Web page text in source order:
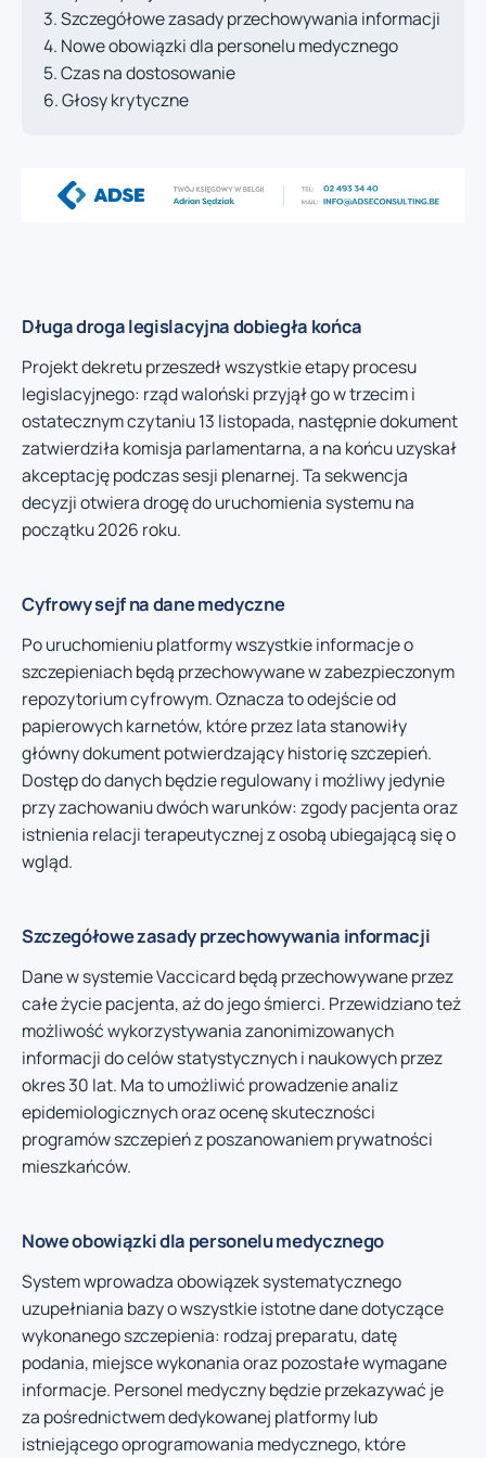
Szczegółowe zasady przechowywania informacji
Nowe obowiązki dla personelu medycznego
Czas na dostosowanie
Głosy krytyczne
Długa droga legislacyjna dobiegła końca
Projekt dekretu przeszedł wszystkie etapy procesu
legislacyjnego: rząd waloński przyjął go w trzecim i
ostatecznym czytaniu 13 listopada, następnie dokument
zatwierdziła komisja parlamentarna, a na końcu uzyskał
akceptację podczas sesji plenarnej. Ta sekwencja
decyzji otwiera drogę do uruchomienia systemu na
początku 2026 roku.
Cyfrowy sejf na dane medyczne
Po uruchomieniu platformy wszystkie informacje o
szczepieniach będą przechowywane w zabezpieczonym
repozytorium cyfrowym. Oznacza to odejście od
papierowych karnetów, które przez lata stanowiły
główny dokument potwierdzający historię szczepień.
Dostęp do danych będzie regulowany i możliwy jedynie
przy zachowaniu dwóch warunków: zgody pacjenta oraz
istnienia relacji terapeutycznej z osobą ubiegającą się o
wgląd.
Szczegółowe zasady przechowywania informacji
Dane w systemie Vaccicard będą przechowywane przez
całe życie pacjenta, aż do jego śmierci. Przewidziano też
możliwość wykorzystywania zanonimizowanych
informacji do celów statystycznych i naukowych przez
okres 30 lat. Ma to umożliwić prowadzenie analiz
epidemiologicznych oraz ocenę skuteczności
programów szczepień z poszanowaniem prywatności
mieszkańców.
Nowe obowiązki dla personelu medycznego
System wprowadza obowiązek systematycznego
uzupełniania bazy o wszystkie istotne dane dotyczące
wykonanego szczepienia: rodzaj preparatu, datę
podania, miejsce wykonania oraz pozostałe wymagane
informacje. Personel medyczny będzie przekazywać je
za pośrednictwem dedykowanej platformy lub
istniejącego oprogramowania medycznego, które